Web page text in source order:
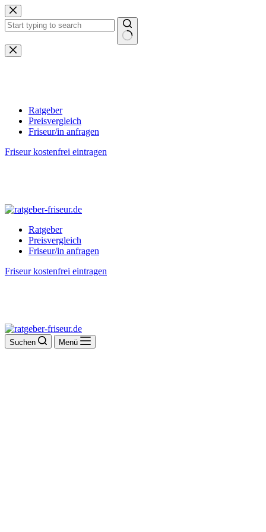
Zum
Inhalt
springen
Keine
Ergebnisse
Ratgeber
Preisvergleich
Friseur/in anfragen
Friseur kostenfrei eintragen
Ratgeber
Preisvergleich
Friseur/in anfragen
Friseur kostenfrei eintragen
Suchen Menü